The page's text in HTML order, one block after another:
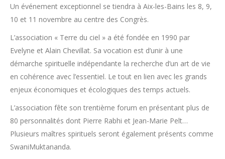
Un événement exceptionnel se tiendra à Aix-les-Bains les 8, 9,
10 et 11 novembre au centre des Congrès.
L’association « Terre du ciel » a été fondée en 1990 par
Evelyne et Alain Chevillat. Sa vocation est d’unir à une
démarche spirituelle indépendante la recherche d’un art de vie
en cohérence avec l’essentiel. Le tout en lien avec les grands
enjeux économiques et écologiques des temps actuels.
L’association fête son trentième forum en présentant plus de
80 personnalités dont Pierre Rabhi et Jean-Marie Pelt…
Plusieurs maîtres spirituels seront également présents comme
SwaniMuktananda.